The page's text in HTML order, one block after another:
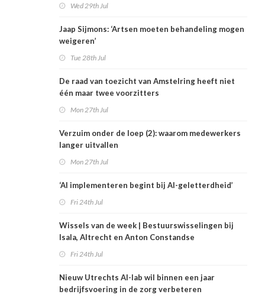
Wed 29th Jul
Jaap Sijmons: ‘Artsen moeten behandeling mogen
weigeren’
Tue 28th Jul
De raad van toezicht van Amstelring heeft niet
één maar twee voorzitters
Mon 27th Jul
Verzuim onder de loep (2): waarom medewerkers
langer uitvallen
Mon 27th Jul
‘AI implementeren begint bij AI-geletterdheid’
Fri 24th Jul
Wissels van de week | Bestuurswisselingen bij
Isala, Altrecht en Anton Constandse
Fri 24th Jul
Nieuw Utrechts AI-lab wil binnen een jaar
bedrijfsvoering in de zorg verbeteren